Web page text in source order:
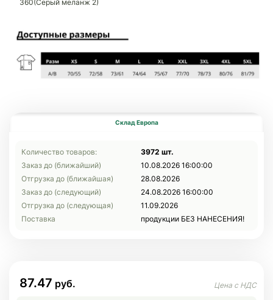
360(Серый меланж 2)
Склад Европа
Количество товаров:
3972 шт.
Заказ до (ближайший)
10.08.2026 16:00:00
Отгрузка до (ближайшая)
28.08.2026
Заказ до (следующий)
24.08.2026 16:00:00
Отгрузка до (следующая)
11.09.2026
Поставка
продукции БЕЗ НАНЕСЕНИЯ!
87.47